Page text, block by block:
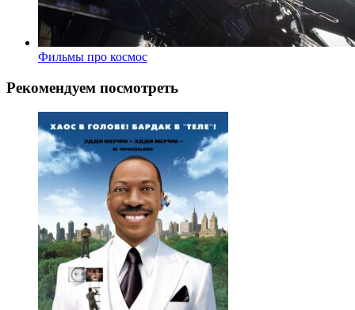
Фильмы про космос
Рекомендуем посмотреть